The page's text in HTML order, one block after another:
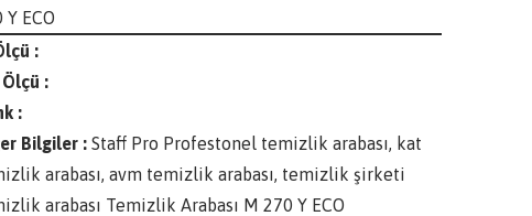
Y ECO
:
Ölçü :
:
Bilgiler : Staff Pro Profestonel temizlik arabası, kat
arabası, avm temizlik arabası, temizlik şirketi
arabası Temizlik Arabası M 270 Y ECO